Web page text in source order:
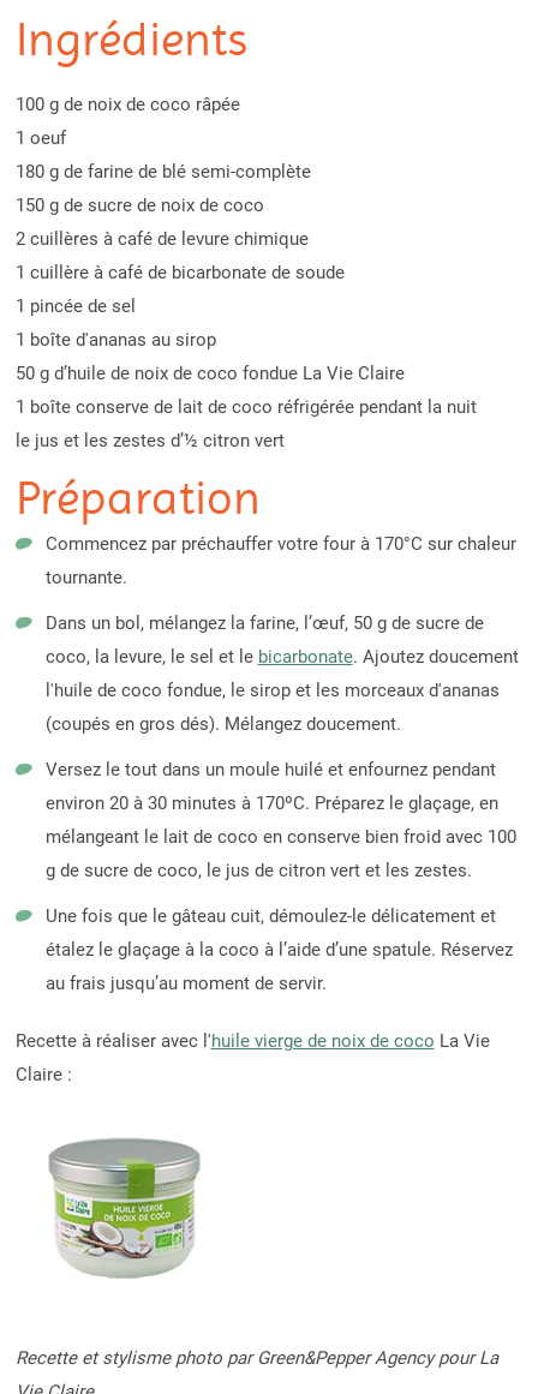
Ingrédients
100 g de noix de coco râpée
1 oeuf
180 g de farine de blé semi-complète
150 g de sucre de noix de coco
2 cuillères à café de levure chimique
1 cuillère à café de bicarbonate de soude
1 pincée de sel
1 boîte d'ananas au sirop
50 g d’huile de noix de coco fondue La Vie Claire
1 boîte conserve de lait de coco réfrigérée pendant la nuit
le jus et les zestes d’½ citron vert
Préparation
Commencez par préchauffer votre four à 170°C sur chaleur
tournante.
Dans un bol, mélangez la farine, l’œuf, 50 g de sucre de
coco, la levure, le sel et le bicarbonate. Ajoutez doucement
l'huile de coco fondue, le sirop et les morceaux d'ananas
(coupés en gros dés). Mélangez doucement.
Versez le tout dans un moule huilé et enfournez pendant
environ 20 à 30 minutes à 170ºC. Préparez le glaçage, en
mélangeant le lait de coco en conserve bien froid avec 100
g de sucre de coco, le jus de citron vert et les zestes.
Une fois que le gâteau cuit, démoulez-le délicatement et
étalez le glaçage à la coco à l’aide d’une spatule. Réservez
au frais jusqu’au moment de servir.
Recette à réaliser avec l'huile vierge de noix de coco La Vie
Claire :
Recette et stylisme photo par Green&Pepper Agency pour La